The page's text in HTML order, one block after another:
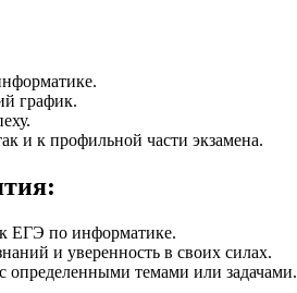
график.
и к профильной части экзамена.
ЕГЭ по информатике.
и уверенность в своих силах.
темами или задачами.